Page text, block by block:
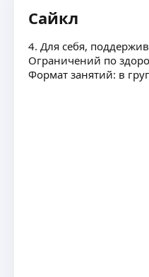
Сайкл
4. Для себя,
Ограничений по
Формат занятий: в